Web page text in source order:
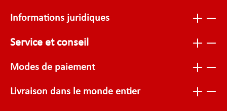
Informations juridiques
Service et conseil
Modes de paiement
Livraison dans le monde entier